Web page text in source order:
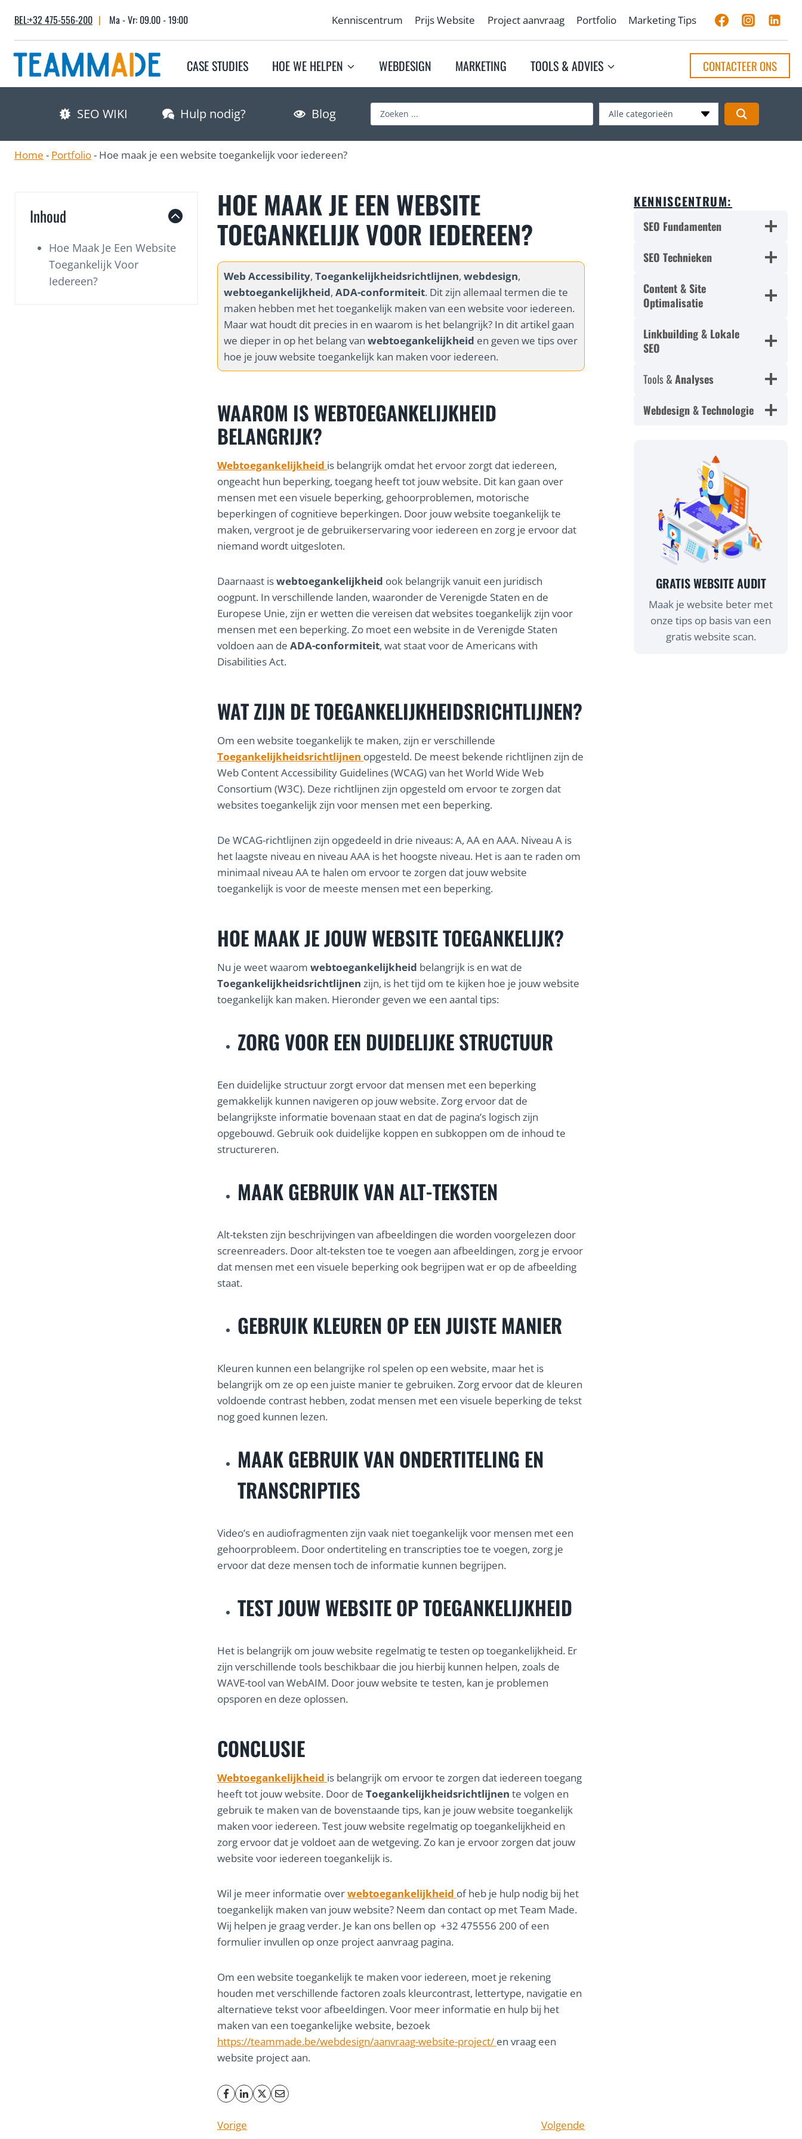
content
BEL:+32 475-556-200 | Ma - Vr: 09.00 - 19:00 Kenniscentrum Prijs Website Project aanvraag Portfolio Marketing Tips
CASE STUDIES HOE WE HELPEN WEBDESIGN MARKETING TOOLS & ADVIES CONTACTEER ONS
SEO WIKI Hulp nodig? Blog
a
…
Alle categorieën
Home - Portfolio- Hoe maak je een website toegankelijk voor iedereen?
Inhoud
Hoe Maak Je Een Website
Toegankelijk Voor
Iedereen?
HOE MAAK JE EEN WEBSITE
TOEGANKELIJK VOOR IEDEREEN?
Web Accessibility, Toegankelijkheidsrichtlijnen, webdesign,
webtoegankelijkheid, ADA-conformiteit. Dit zijn allemaal termen die te
maken hebben met het toegankelijk maken van een website voor iedereen.
Maar wat houdt dit precies in en waarom is het belangrijk? In dit artikel gaan
we dieper in op het belang van webtoegankelijkheid en geven we tips over
hoe je jouw website toegankelijk kan maken voor iedereen.
WAAROM IS WEBTOEGANKELIJKHEID
BELANGRIJK?
Webtoegankelijkheid is belangrijk omdat het ervoor zorgt dat iedereen,
ongeacht hun beperking, toegang heeft tot jouw website. Dit kan gaan over
mensen met een visuele beperking, gehoorproblemen, motorische
beperkingen of cognitieve beperkingen. Door jouw website toegankelijk te
maken, vergroot je de gebruikerservaring voor iedereen en zorg je ervoor dat
niemand wordt uitgesloten.
Daarnaast iswebtoegankelijkheid ook belangrijk vanuit een juridisch
oogpunt. In verschillende landen, waaronder de Verenigde Staten en de
Europese Unie, zijn er wetten die vereisen dat websites toegankelijk zijn voor
mensen met een beperking. Zo moet een website in de Verenigde Staten
voldoen aan de ADA-conformiteit, wat staat voor de Americans with
Disabilities Act.
WAT ZIJN DE TOEGANKELIJKHEIDSRICHTLIJNEN?
Om een website toegankelijk te maken, zijn er verschillende
Toegankelijkheidsrichtlijnen opgesteld. De meest bekende richtlijnen zijn de
Web Content Accessibility Guidelines (WCAG) van het World Wide Web
Consortium (W3C). Deze richtlijnen zijn opgesteld om ervoor te zorgen dat
websites toegankelijk zijn voor mensen met een beperking.
De WCAG-richtlijnen zijn opgedeeld in drie niveaus: A, AA en AAA. Niveau A is
het laagste niveau en niveau AAA is het hoogste niveau. Het is aan te raden om
minimaal niveau AA te halen om ervoor te zorgen dat jouw website
toegankelijk is voor de meeste mensen met een beperking.
HOE MAAK JE JOUW WEBSITE TOEGANKELIJK?
Nu je weet waarom webtoegankelijkheid belangrijk is en wat de
Toegankelijkheidsrichtlijnen zijn, is het tijd om te kijken hoe je jouw website
toegankelijk kan maken. Hieronder geven we een aantal tips:
ZORG VOOR EEN DUIDELIJKE STRUCTUUR
Een duidelijke structuur zorgt ervoor dat mensen met een beperking
gemakkelijk kunnen navigeren op jouw website. Zorg ervoor dat de
belangrijkste informatie bovenaan staat en dat de pagina’s logisch zijn
opgebouwd. Gebruik ook duidelijke koppen en subkoppen om de inhoud te
structureren.
MAAK GEBRUIK VAN ALT-TEKSTEN
Alt-teksten zijn beschrijvingen van afbeeldingen die worden voorgelezen door
screenreaders. Door alt-teksten toe te voegen aan afbeeldingen, zorg je ervoor
dat mensen met een visuele beperking ook begrijpen wat er op de afbeelding
staat.
GEBRUIK KLEUREN OP EEN JUISTE MANIER
Kleuren kunnen een belangrijke rol spelen op een website, maar het is
belangrijk om ze op een juiste manier te gebruiken. Zorg ervoor dat de kleuren
voldoende contrast hebben, zodat mensen met een visuele beperking de tekst
nog goed kunnen lezen.
MAAK GEBRUIK VAN ONDERTITELING EN
TRANSCRIPTIES
Video’s en audiofragmenten zijn vaak niet toegankelijk voor mensen met een
gehoorprobleem. Door ondertiteling en transcripties toe te voegen, zorg je
ervoor dat deze mensen toch de informatie kunnen begrijpen.
TEST JOUW WEBSITE OP TOEGANKELIJKHEID
Het is belangrijk om jouw website regelmatig te testen op toegankelijkheid. Er
zijn verschillende tools beschikbaar die jou hierbij kunnen helpen, zoals de
WAVE-tool van WebAIM. Door jouw website te testen, kan je problemen
opsporen en deze oplossen.
CONCLUSIE
Webtoegankelijkheid is belangrijk om ervoor te zorgen dat iedereen toegang
heeft tot jouw website. Door de Toegankelijkheidsrichtlijnen te volgen en
gebruik te maken van de bovenstaande tips, kan je jouw website toegankelijk
maken voor iedereen. Test jouw website regelmatig op toegankelijkheid en
zorg ervoor dat je voldoet aan de wetgeving. Zo kan je ervoor zorgen dat jouw
website voor iedereen toegankelijk is.
Wil je meer informatie overwebtoegankelijkheid of heb je hulp nodig bij het
toegankelijk maken van jouw website? Neem dan contact op met Team Made.
Wij helpen je graag verder. Je kan ons bellen op +32 475556 200 of een
formulier invullen op onze project aanvraag pagina.
Om een website toegankelijk te maken voor iedereen, moet je rekening
houden met verschillende factoren zoals kleurcontrast, lettertype, navigatie en
alternatieve tekst voor afbeeldingen. Voor meer informatie en hulp bij het
maken van een toegankelijke website, bezoek
https://teammade.be/webdesign/aanvraag-website-project/ en vraag een
website project aan.
Vorige Volgende
KENNISCENTRUM:
SEO Fundamenten
SEO Technieken
Content & Site
Optimalisatie
Linkbuilding & Lokale
SEO
Tools &Analyses
Webdesign & Technologie
GRATIS WEBSITE AUDIT
Maak je website beter met
onze tips op basis van een
gratis website scan.